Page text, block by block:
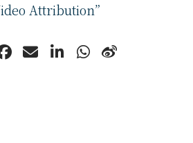
Attribution”